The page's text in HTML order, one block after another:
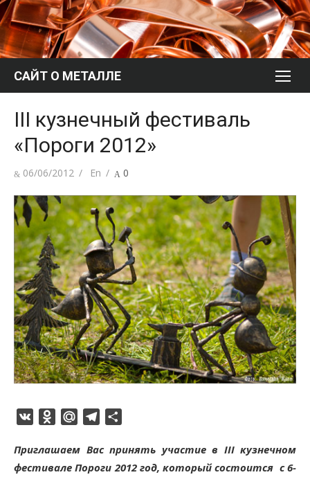
Перейти
к
содержимому
САЙТ О МЕТАЛЛЕ
III кузнечный фестиваль
«Пороги 2012»
Опубликовано
06/06/2012 Автор
En 0
VK Odnoklassniki
Mail.RuTelegram
Приглашаем Вас принять участие в III кузнечном
фестивале Пороги 2012 год, который состоится с 6-